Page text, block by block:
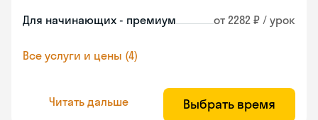
Для начинающих - премиум от 2282 ₽ / урок
Все услуги и цены (4)
Читать дальше Выбрать время